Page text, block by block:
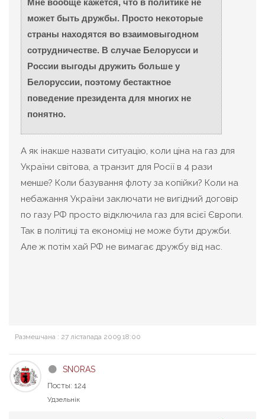
может быть дружбы. Просто некоторые
страны находятся во взаимовыгодном
сотрудничестве. В случае Белорусси и
России выгоды дружить больше у
Белоруссии, поэтому бестактное
поведение президента для многих не
понятно.
А як інакше назвати ситуацію, коли ціна на газ для
України світова, а транзит для Росії в 4 рази
менше? Коли базування флоту за копійки? Коли на
небажання України заключати не вигідний договір
по газу РФ просто відключила газ для всієї Європи.
Так в політиці та економіці не може бути дружби.
Але ж потім хай РФ не вимагає дружбу від нас.
Размешчана : 27 лістапада 2009 18:00
SNORAS
Посты: 124
Удзельнік